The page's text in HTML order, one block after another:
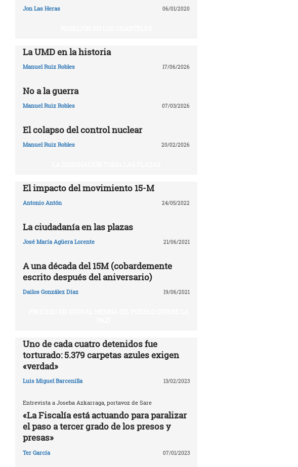
Jon Las Heras 06/01/2020
La UMD en la historia
Manuel Ruiz Robles 17/06/2026
No a la guerra
Manuel Ruiz Robles 07/03/2026
El colapso del control nuclear
Manuel Ruiz Robles 20/02/2026
El impacto del movimiento 15-M
Antonio Antón 24/05/2022
La ciudadanía en las plazas
José María Agüera Lorente 21/06/2021
A una década del 15M (cobardemente
escrito después del aniversario)
Dailos González Díaz 19/06/2021
Uno de cada cuatro detenidos fue
torturado: 5.379 carpetas azules exigen
«verdad»
Luis Miguel Barcenilla 13/02/2023
Entrevista a Joseba Azkarraga, portavoz de Sare
«La Fiscalía está actuando para paralizar
el paso a tercer grado de los presos y
presas»
Ter García 07/01/2023